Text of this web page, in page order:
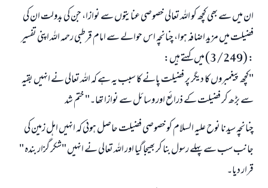
ان میں سے بھی کچھ کو اللہ تعالی خصوصی عنایتوں سے نوازا، جن کی بدولت ان کی
فضیلت میں مزید اضافہ ہوا، چنانچہ اس حوالے سے امام قرطبی رحمہ اللہ اپنی تفسیر
: (3/249) میں کہتے ہیں:
"کچھ پیغمبروں کا دیگر پر فضیلت پانے کا سبب یہ ہے کہ اللہ تعالی نے انہیں بقیہ
سے بڑھ کر فضیلت کے ذرائع اور وسائل سے نوازا تھا۔" ختم شد
چنانچہ سیدنا نوح علیہ السلام کو خصوصی فضیلت حاصل ہوئی کہ انہیں اہل زمین کی
جانب سب سے پہلے رسول بنا کر بھیجا گیا اور اللہ تعالی نے انہیں "شکر گزار بندہ "
قرار دیا۔